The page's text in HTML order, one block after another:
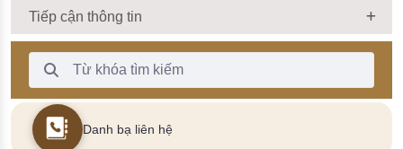
Tiếp cận thông tin
Thanh Tìm kiếm
Danh bạ liên hệ